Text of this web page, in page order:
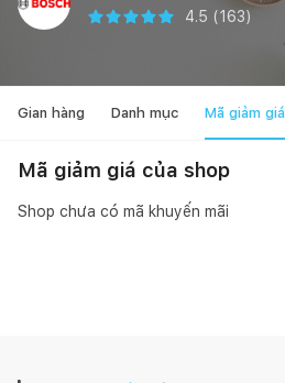
4.5 (163)
Gian hàng Danh mục Mã giảm giá
Mã giảm giá của shop
Shop chưa có mã khuyến mãi